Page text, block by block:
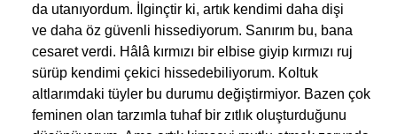
da utanıyordum. İlginçtir ki, artık kendimi daha dişi
ve daha öz güvenli hissediyorum. Sanırım bu, bana
cesaret verdi. Hâlâ kırmızı bir elbise giyip kırmızı ruj
sürüp kendimi çekici hissedebiliyorum. Koltuk
altlarımdaki tüyler bu durumu değiştirmiyor. Bazen çok
feminen olan tarzımla tuhaf bir zıtlık oluşturduğunu